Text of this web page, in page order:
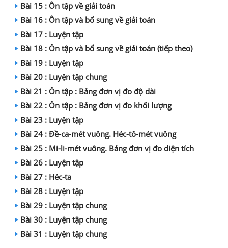
Bài 15 : Ôn tập về giải toán
Bài 16 : Ôn tập và bổ sung về giải toán
Bài 17 : Luyện tập
Bài 18 : Ôn tập và bổ sung về giải toán (tiếp theo)
Bài 19 : Luyện tập
Bài 20 : Luyện tập chung
Bài 21 : Ôn tập : Bảng đơn vị đo độ dài
Bài 22 : Ôn tập : Bảng đơn vị đo khối lượng
Bài 23 : Luyện tập
Bài 24 : Đề-ca-mét vuông. Héc-tô-mét vuông
Bài 25 : Mi-li-mét vuông. Bảng đơn vị đo diện tích
Bài 26 : Luyện tập
Bài 27 : Héc-ta
Bài 28 : Luyện tập
Bài 29 : Luyện tập chung
Bài 30 : Luyện tập chung
Bài 31 : Luyện tập chung